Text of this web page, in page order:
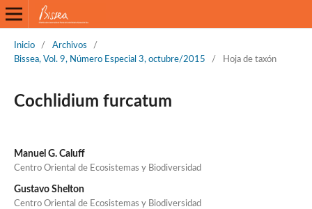
Inicio / Archivos
/
Bissea, Vol. 9, Número Especial 3, octubre/2015
/ Hoja de taxón
Cochlidium furcatum
Manuel G. Caluff
Centro Oriental de Ecosistemas y Biodiversidad
Gustavo Shelton
Centro Oriental de Ecosistemas y Biodiversidad